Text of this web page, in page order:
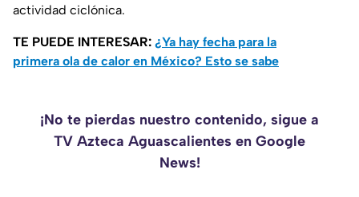
actividad ciclónica.
TE PUEDE INTERESAR: ¿Ya hay fecha para la
primera ola de calor en México? Esto se sabe
¡No te pierdas nuestro contenido, sigue a
TV Azteca Aguascalientes en Google
News!